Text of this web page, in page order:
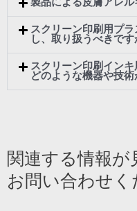
製品による皮膚アレ
スクリーン印刷用プ
し、取り扱うべきです
スクリーン印刷インキ
どのような機器や技術
関連する情報が
お問い合わせく